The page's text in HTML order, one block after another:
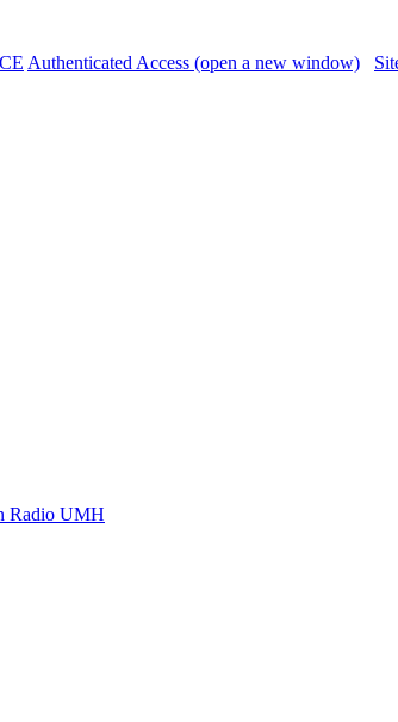
Authenticated Access (open a new window)
Radio UMH